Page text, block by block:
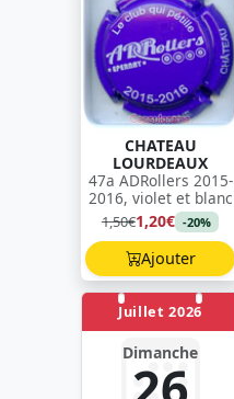
CHATEAU
LOURDEAUX
47a ADRollers 2015-
2016, violet et blanc
1,50€1,20€ -20%
Ajouter
Juillet 2026
Dimanche